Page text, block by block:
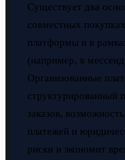
Существует два
совместных
платформы и в
(например, в
Организованные
структурированный
заказов,
платежей и
риски и экономит